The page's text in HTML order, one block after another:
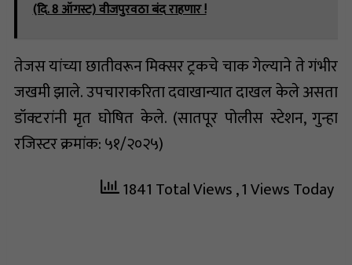
(दि. 8 ऑगस्ट) वीजपुरवठा बंद राहणार !
तेजस यांच्या छातीवरून मिक्सर ट्रकचे चाक गेल्याने ते गंभीर
जखमी झाले. उपचाराकरिता दवाखान्यात दाखल केले असता
डॉक्टरांनी मृत घोषित केले. (सातपूर पोलीस स्टेशन, गुन्हा
रजिस्टर क्रमांक: ५१/२०२५)
1841 Total Views, 1 Views Today